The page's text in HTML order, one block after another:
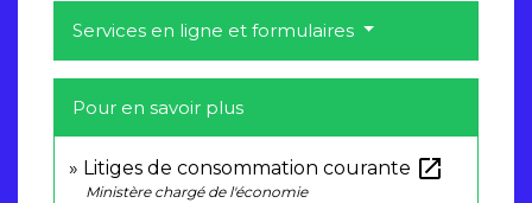
Services en ligne et formulaires
Pour en savoir plus
Litiges de consommation courante open_in_new
Ministère chargé de l'économie